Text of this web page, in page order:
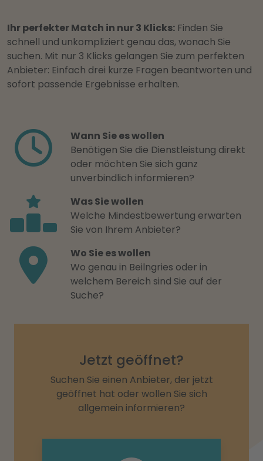
Ihr perfekter Match in nur 3 Klicks: Finden Sie
schnell und unkompliziert genau das, wonach Sie
suchen. Mit nur 3 Klicks gelangen Sie zum perfekten
Anbieter: Einfach drei kurze Fragen beantworten und
sofort passende Ergebnisse erhalten.
Wann Sie es wollen
Benötigen Sie die Dienstleistung direkt
oder möchten Sie sich ganz
unverbindlich informieren?
Was Sie wollen
Welche Mindestbewertung erwarten
Sie von Ihrem Anbieter?
Wo Sie es wollen
Wo genau in Beilngries oder in
welchem Bereich sind Sie auf der
Suche?
Jetzt geöffnet?
Suchen Sie einen Anbieter, der jetzt
geöffnet hat oder wollen Sie sich
allgemein informieren?